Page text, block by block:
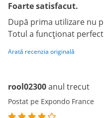
Foarte satisfacut.
După prima utilizare nu
Totul a funcționat
Arată recenzia originală
rool02300anul trecut
Postat pe Expondo France